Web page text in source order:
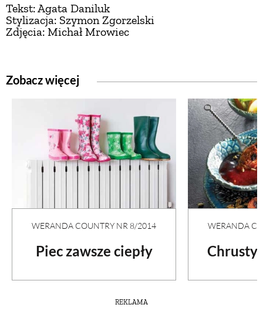
Tekst: Agata Daniluk
Stylizacja: Szymon Zgorzelski
Zdjęcia: Michał Mrowiec
Zobacz więcej
WERANDA COUNTRY NR 8/2014
Piec zawsze ciepły
WERANDA
Chrusty
REKLAMA